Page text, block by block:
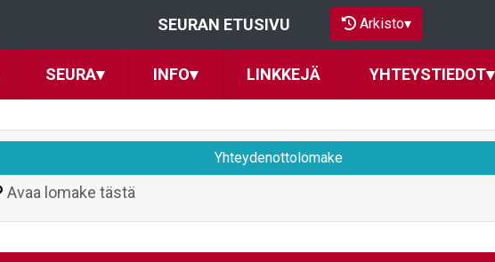
SEURAN ETUSIVU Arkisto▾
SEURA▾ INFO▾ LINKKEJÄ YHTEYSTIEDOT▾
Yhteydenottolomake
Avaa lomake tästä